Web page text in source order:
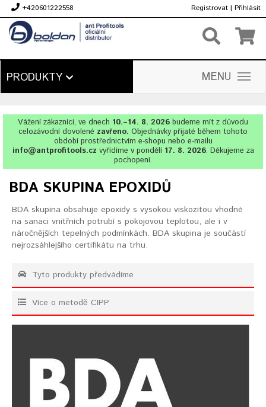
+420601222558 Registrovat | Přihlásit
PRODUKTY MENU
Vážení zákazníci, ve dnech 10.–14. 8. 2026 budeme mít z důvodu
celozávodní dovolené zavřeno. Objednávky přijaté během tohoto
období prostřednictvím e-shopu nebo e-mailu
info@antprofitools.cz vyřídíme v pondělí 17. 8. 2026. Děkujeme za
pochopení.
BDA SKUPINA EPOXIDŮ
BDA skupina obsahuje epoxidy s vysokou viskozitou vhodné
na sanaci vnitřních potrubí s pokojovou teplotou, ale i v
náročnějších tepelných podmínkách. BDA skupina je součástí
nejrozsáhlejšího certifikátu na trhu.
Tyto produkty předvádíme
Více o metodě CIPP